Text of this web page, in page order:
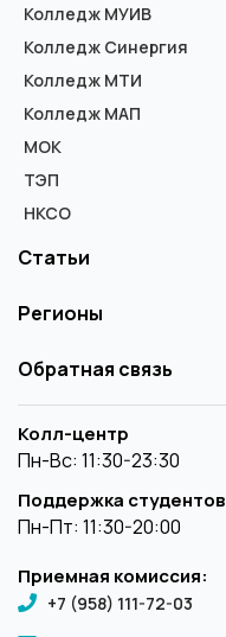
Колледж МУИВ
Колледж Синергия
Колледж МТИ
Колледж МАП
МОК
ТЭП
НКСО
Статьи
Регионы
Обратная связь
Колл-центр
Пн-Вс: 11:30-23:30
Поддержка студентов
Пн-Пт: 11:30-20:00
Приемная комиссия:
+7 (958) 111-72-03